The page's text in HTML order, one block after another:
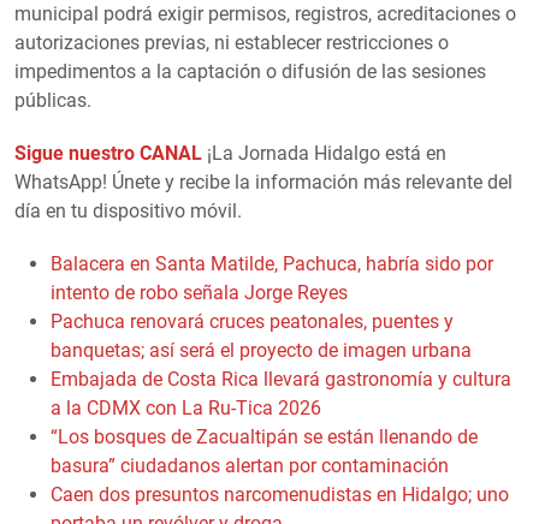
municipal podrá exigir permisos, registros, acreditaciones o
autorizaciones previas, ni establecer restricciones o
impedimentos a la captación o difusión de las sesiones
públicas.
Sigue nuestro CANAL ¡La Jornada Hidalgo está en
WhatsApp! Únete y recibe la información más relevante del
día en tu dispositivo móvil.
Balacera en Santa Matilde, Pachuca, habría sido por
intento de robo señala Jorge Reyes
Pachuca renovará cruces peatonales, puentes y
banquetas; así será el proyecto de imagen urbana
Embajada de Costa Rica llevará gastronomía y cultura
a la CDMX con La Ru-Tica 2026
“Los bosques de Zacualtipán se están llenando de
basura” ciudadanos alertan por contaminación
Caen dos presuntos narcomenudistas en Hidalgo; uno